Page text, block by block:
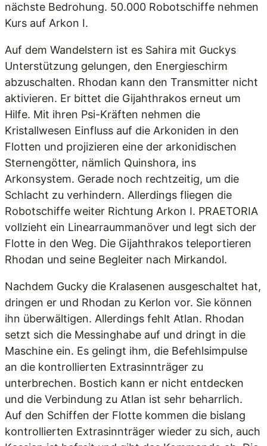
nächste Bedrohung. 50.000 Robotschiffe nehmen
Kurs auf Arkon I.
Auf dem Wandelstern ist es Sahira mit Guckys
Unterstützung gelungen, den Energieschirm
abzuschalten. Rhodan kann den Transmitter nicht
aktivieren. Er bittet die Gijahthrakos erneut um
Hilfe. Mit ihren Psi-Kräften nehmen die
Kristallwesen Einfluss auf die Arkoniden in den
Flotten und projizieren eine der arkonidischen
Sternengötter, nämlich Quinshora, ins
Arkonsystem. Gerade noch rechtzeitig, um die
Schlacht zu verhindern. Allerdings fliegen die
Robotschiffe weiter Richtung Arkon I. PRAETORIA
vollzieht ein Linearraummanöver und legt sich der
Flotte in den Weg. Die Gijahthrakos teleportieren
Rhodan und seine Begleiter nach Mirkandol.
Nachdem Gucky die Kralasenen ausgeschaltet hat,
dringen er und Rhodan zu Kerlon vor. Sie können
ihn überwältigen. Allerdings fehlt Atlan. Rhodan
setzt sich die Messinghabe auf und dringt in die
Maschine ein. Es gelingt ihm, die Befehlsimpulse
an die kontrollierten Extrasinnträger zu
unterbrechen. Bostich kann er nicht entdecken
und die Verbindung zu Atlan ist sehr beharrlich.
Auf den Schiffen der Flotte kommen die bislang
kontrollierten Extrasinnträger wieder zu sich, auch